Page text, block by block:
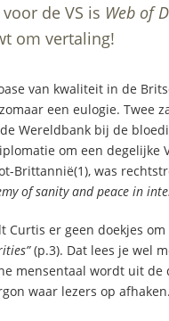
de VS is Web of
om vertaling!
van kwaliteit in de
een eulogie. Twee
Wereldbank bij de
om een degelijke
Brittannië(1), was
of sanity and peace in
er geen doekjes om
(p.3). Dat lees je wel
mensentaal wordt uit
waar lezers op afhaken.